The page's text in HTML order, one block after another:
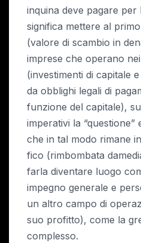
inquina deve pagare per
significa mettere al
(valore di scambio in
imprese che operano
(investimenti di capitale
da obblighi legali di
funzione del capitale),
imperativi la
che in tal modo rimane
fico (rimbombata
farla diventare luogo
impegno generale e
un altro campo di
suo profitto), come la
complesso.